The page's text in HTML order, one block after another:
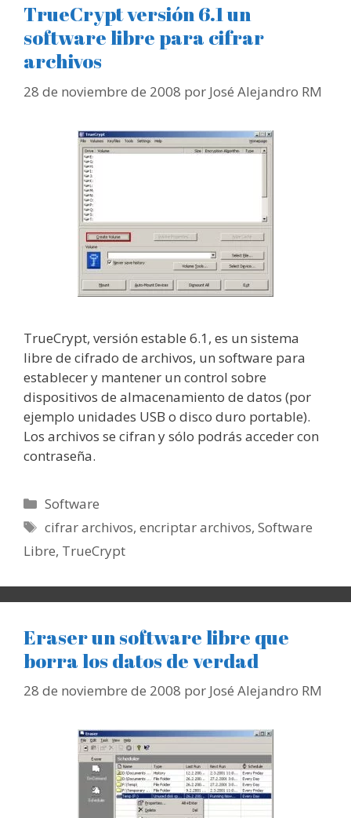
TrueCrypt versión 6.1 un
software libre para cifrar
archivos
28 de noviembre de 2008 por José Alejandro RM
TrueCrypt, versión estable 6.1, es un sistema
libre de cifrado de archivos, un software para
establecer y mantener un control sobre
dispositivos de almacenamiento de datos (por
ejemplo unidades USB o disco duro portable).
Los archivos se cifran y sólo podrás acceder con
contraseña.
Categorías
Software
Etiquetas
cifrar archivos,encriptar archivos,Software
Libre, TrueCrypt
Eraser un software libre que
borra los datos de verdad
28 de noviembre de 2008 por José Alejandro RM